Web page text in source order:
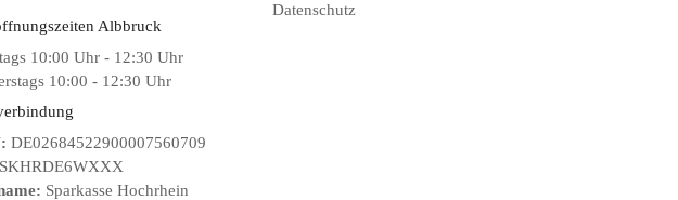
Albbruck
10:00 Uhr - 12:30 Uhr
10:00 - 12:30 Uhr
DE02684522900007560709
SKHRDE6WXXX
Sparkasse Hochrhein
Datenschutz